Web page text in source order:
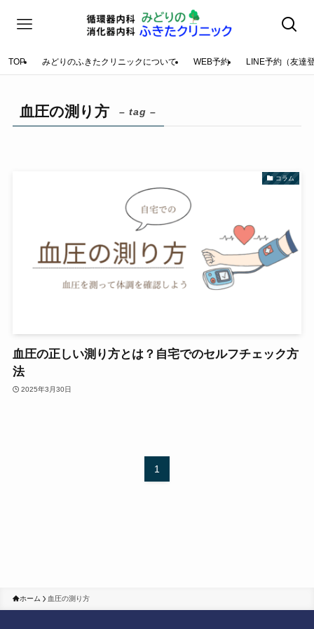
TOP みどりのふきたクリニックについて WEB予約 LINE予約（友達
血圧の測り方 – tag –
コラム
血圧の正しい測り方とは？自宅でのセルフチェック方
法
2025年3月30日
1
ホーム 血圧の測り方